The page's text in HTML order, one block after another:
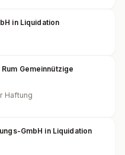
in Liquidation
Gemeinnützige
Haftung
GmbH in Liquidation